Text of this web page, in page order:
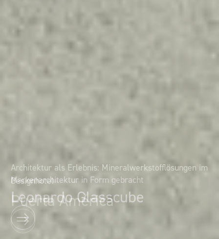
Markenarchitektur in Form gebracht
Leonardo Glasscube
Architektur als Erlebnis: Mineralwerkstofflösungen im
Designhotel
Puerta América